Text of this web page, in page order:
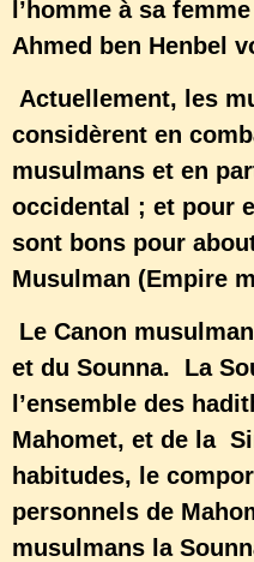
l’homme à sa
Ahmed ben Henbel
Actuellement, les
considèrent en
musulmans et en
occidental ; et pour
sont bons pour
Musulman (Empire
Le Canon
et du Sounna. La
l’ensemble des
Mahomet, et de la
habitudes, le
personnels de
musulmans la